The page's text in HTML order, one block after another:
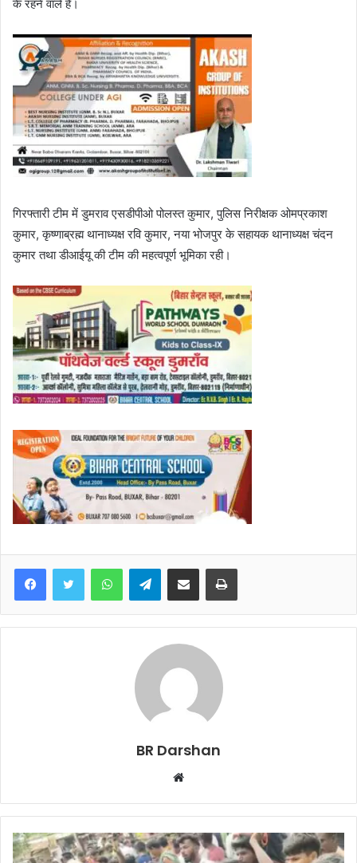
के रहने वाले हैं।
गिरफ्तारी टीम में डुमराव एसडीपीओ पोलस्त कुमार, पुलिस निरीक्षक ओमप्रकाश
कुमार, कृष्णाब्रह्म थानाध्यक्ष रवि कुमार, नया भोजपुर के सहायक थानाध्यक्ष चंदन
कुमार तथा डीआईयू की टीम की महत्वपूर्ण भूमिका रही।
Telegram
BR Darshan
b
s
i